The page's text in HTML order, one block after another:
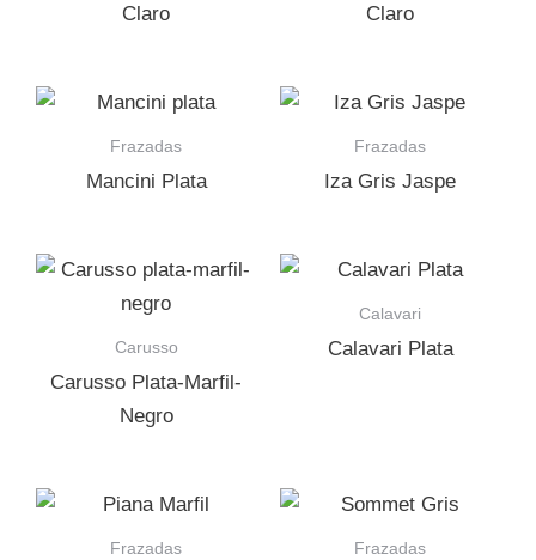
Claro
Claro
Frazadas
Mancini Plata
Frazadas
Iza Gris Jaspe
Carusso
Carusso Plata-Marfil-
Negro
Calavari
Calavari Plata
Frazadas Frazadas